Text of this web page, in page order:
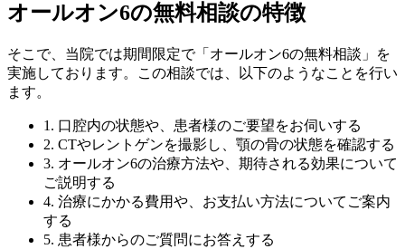
オールオン6の無料相談の特徴
そこで、当院では期間限定で「オールオン6の無料相談」を
実施しております。この相談では、以下のようなことを行い
ます。
1. 口腔内の状態や、患者様のご要望をお伺いする
2. CTやレントゲンを撮影し、顎の骨の状態を確認する
3. オールオン6の治療方法や、期待される効果について
ご説明する
4. 治療にかかる費用や、お支払い方法についてご案内
する
5. 患者様からのご質問にお答えする